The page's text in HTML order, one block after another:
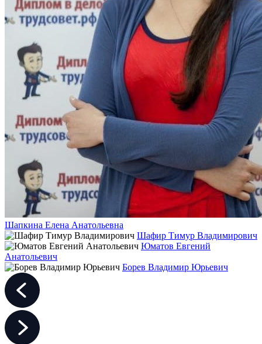
Шапкина Елена Анатольевна
Шафир Тимур Владимирович
Юматов Евгений
Анатольевич
Борев Владимир Юрьевич